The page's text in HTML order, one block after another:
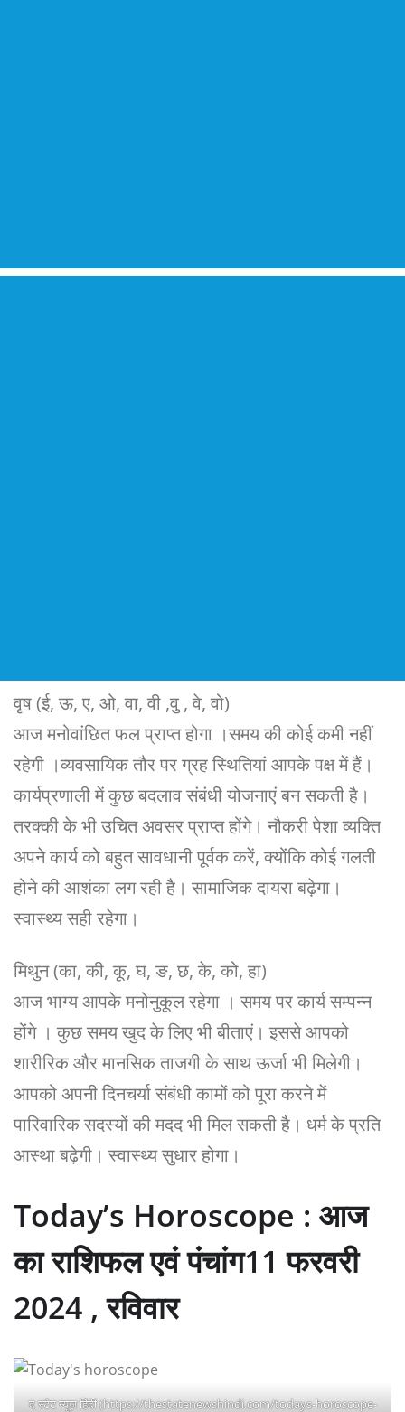
वृष (ई, ऊ, ए, ओ, वा, वी ,वु , वे, वो)
आज मनोवांछित फल प्राप्त होगा ।समय की कोई कमी नहीं
रहेगी ।व्यवसायिक तौर पर ग्रह स्थितियां आपके पक्ष में हैं।
कार्यप्रणाली में कुछ बदलाव संबंधी योजनाएं बन सकती है।
तरक्की के भी उचित अवसर प्राप्त होंगे। नौकरी पेशा व्यक्ति
अपने कार्य को बहुत सावधानी पूर्वक करें, क्योंकि कोई गलती
होने की आशंका लग रही है। सामाजिक दायरा बढ़ेगा।
स्वास्थ्य सही रहेगा।
मिथुन (का, की, कू, घ, ङ, छ, के, को, हा)
आज भाग्य आपके मनोनुकूल रहेगा । समय पर कार्य सम्पन्न
होंगे । कुछ समय खुद के लिए भी बीताएं। इससे आपको
शारीरिक और मानसिक ताजगी के साथ ऊर्जा भी मिलेगी।
आपको अपनी दिनचर्या संबंधी कामों को पूरा करने में
पारिवारिक सदस्यों की मदद भी मिल सकती है। धर्म के प्रति
आस्था बढ़ेगी। स्वास्थ्य सुधार होगा।
Today’s Horoscope : आज
का राशिफल एवं पंचांग11 फरवरी
2024 , रविवार
द स्टेट न्यूज़ हिंदी (https://thestatenewshindi.com/todays-horoscope-